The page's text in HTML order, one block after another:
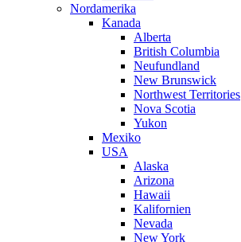
Nordamerika
Kanada
Alberta
British Columbia
Neufundland
New Brunswick
Northwest Territories
Nova Scotia
Yukon
Mexiko
USA
Alaska
Arizona
Hawaii
Kalifornien
Nevada
New York